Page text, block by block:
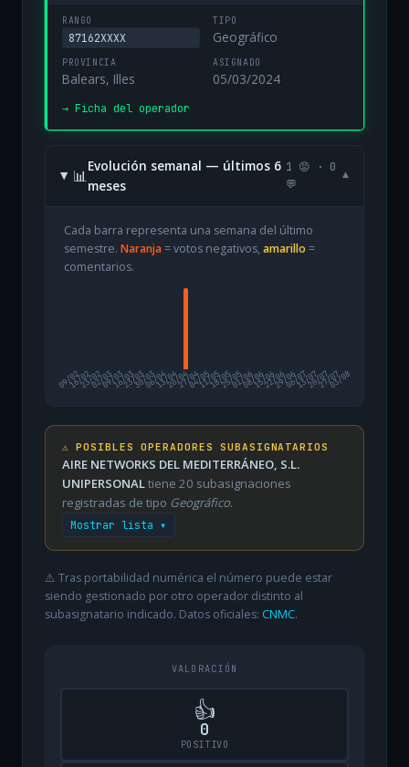
RANGO
87162XXXX
TIPO
Geográfico
PROVINCIA
Balears, Illes
ASIGNADO
05/03/2024
→ Ficha del operador
📊
Evolución semanal — últimos 6
meses
1 😡 · 0
💬
▾
Cada barra representa una semana del último
semestre. Naranja= votos negativos, amarillo =
comentarios.
09/02
16/0223/0202/0309/0316/0323/0330/0306/0413/0420/0427/0404/0511/0518/0525/0501/0608/0615/0622/0629/0606/0713/0720/0727/07
03/08
⚠️ POSIBLES OPERADORES SUBASIGNATARIOS
AIRE NETWORKS DEL MEDITERRÁNEO, S.L.
UNIPERSONALtiene 20 subasignaciones
registradas de tipo Geográfico.
Mostrar lista ▾
⚠️ Tras portabilidad numérica el número puede estar
siendo gestionado por otro operador distinto al
subasignatario indicado. Datos oficiales: CNMC.
VALORACIÓN
👍
0
POSITIVO